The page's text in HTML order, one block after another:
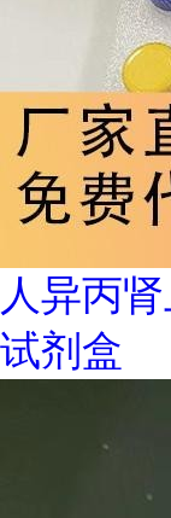
人异丙
试剂盒